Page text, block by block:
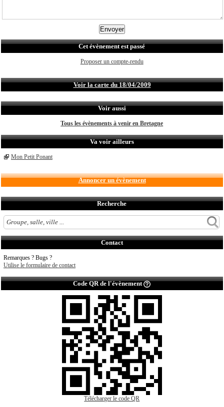
Cet évènement est passé
Proposer un compte-rendu
Voir la carte du 18/04/2009
Voir aussi
Tous les évènements à venir en Bretagne
Va voir ailleurs
Mon Petit Ponant
Annoncer un évènement
Recherche
Contact
Remarques ? Bugs ?
Utilise le formulaire de contact
Code QR de l'évènement
Télécharger le code QR